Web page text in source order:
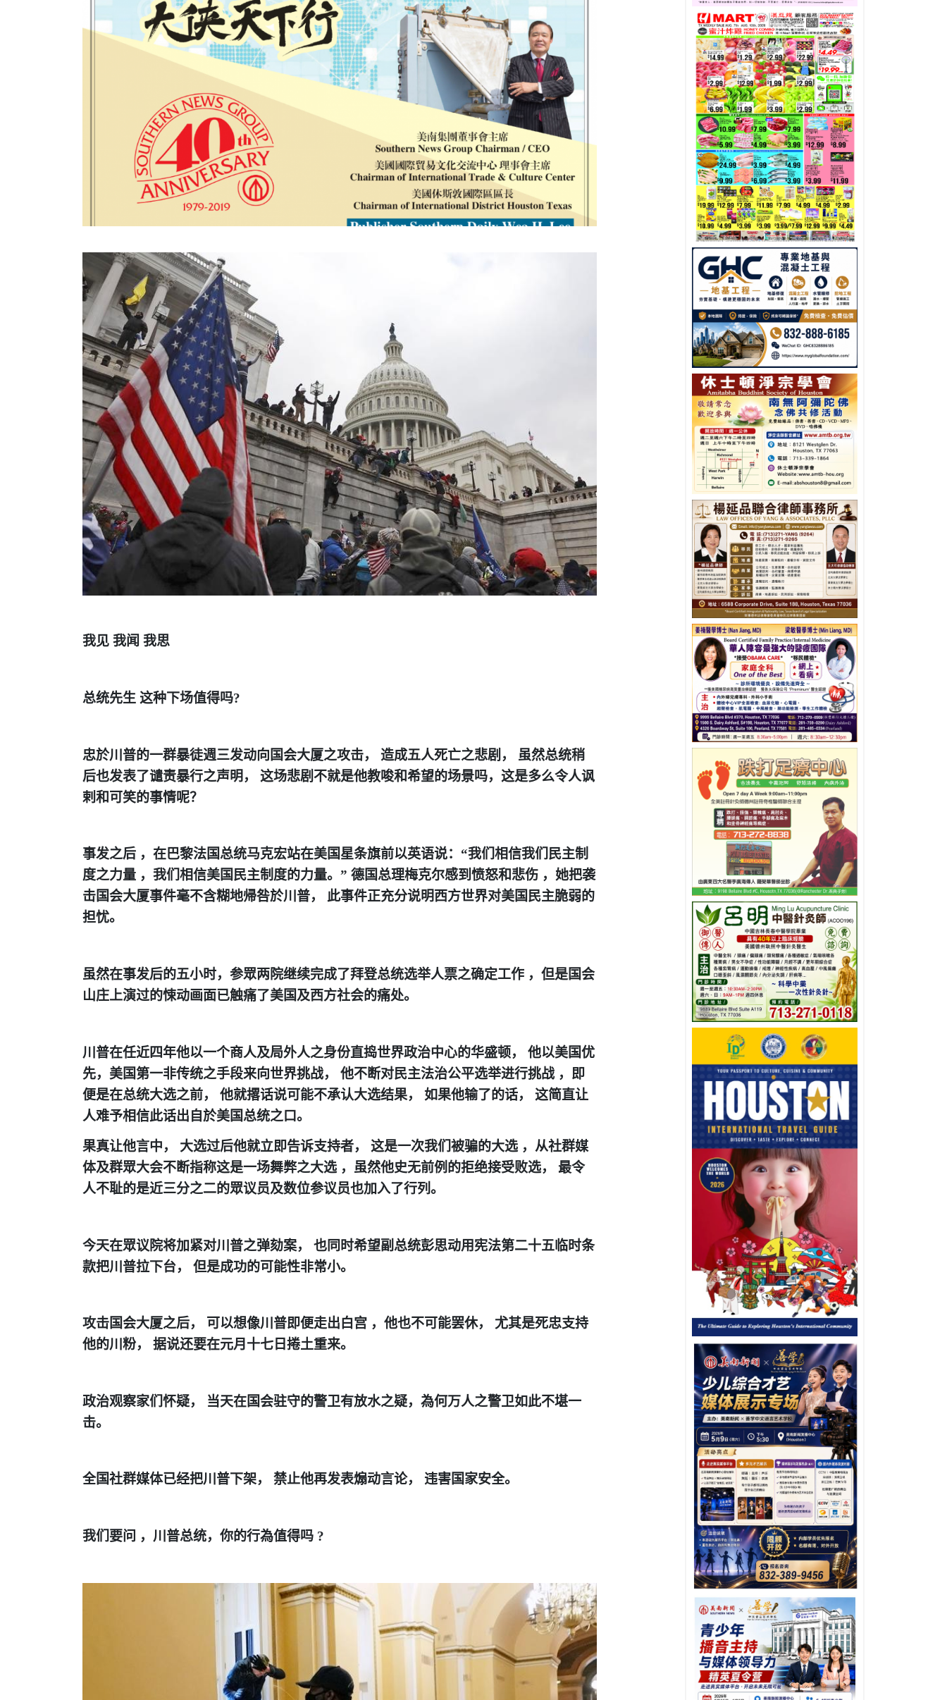
我见 我闻 我思
总统先生 这种下场值得吗?
忠於川普的一群暴徒週三发动向国会大厦之攻击， 造成五人死亡之悲剧，
虽然总统稍
后也发表了谴责暴行之声明，
这场悲剧不就是他教唆和希望的场景吗， 这是多么令人讽
剌和可笑的事情呢？
事发之后 ， 在巴黎法国总统马克宏站在美国星条旗前以英语说： “我们相信我们民主制
度之力量 ， 我们相信美国民主制度的力量。 ” 德国总理梅克尔感到愤怒和悲伤 ， 她把袭
击国会大厦事件毫不含糊地帰咎於川普，
此事件正充分说明西方世界对美国民主脆弱的
担忧。
虽然在事发后的五小时， 参眾两院继续完成了拜登总统选举人票之确定工作 ， 但是国会
山庄上演过的悚动画面已触痛了美国及西方社会的痛处。
川普在任近四年他以一个商人及局外人之身份直捣世界政治中心的华盛顿，
他以美国优
先，美国第一非传统之手段来向世界挑战，
他不断对民主法治公平选举进行挑战 ， 即
便是在总统大选之前，
他就撂话说可能不承认大选结果， 如果他输了的话，
这简直让
人难予相信此话出自於美国总统之口。
果真让他言中， 大选过后他就立即告诉支持者， 这是一次我们被骗的大选 ， 从社群媒
体及群眾大会不断指称这是一场舞弊之大选 ， 虽然他史无前例的拒绝接受败选，
最令
人不耻的是近三分之二的眾议员及数位参议员也加入了行列。
今天在眾议院将加紧对川普之弹劾案，
也同时希望副总统彭思动用宪法第二十五临时条
款把川普拉下台，
但是成功的可能性非常小。
攻击国会大厦之后， 可以想像川普即便走出白宫 ， 他也不可能罢休，
尤其是死忠支持
他的川粉，
据说还要在元月十七日捲土重来。
政治观察家们怀疑，
当天在国会驻守的警卫有放水之疑，為何万人之警卫如此不堪一
击。
全国社群媒体已经把川普下架， 禁止他再发表煽动言论， 违害国家安全。
我们要问 ， 川普总统， 你的行為值得吗 ?